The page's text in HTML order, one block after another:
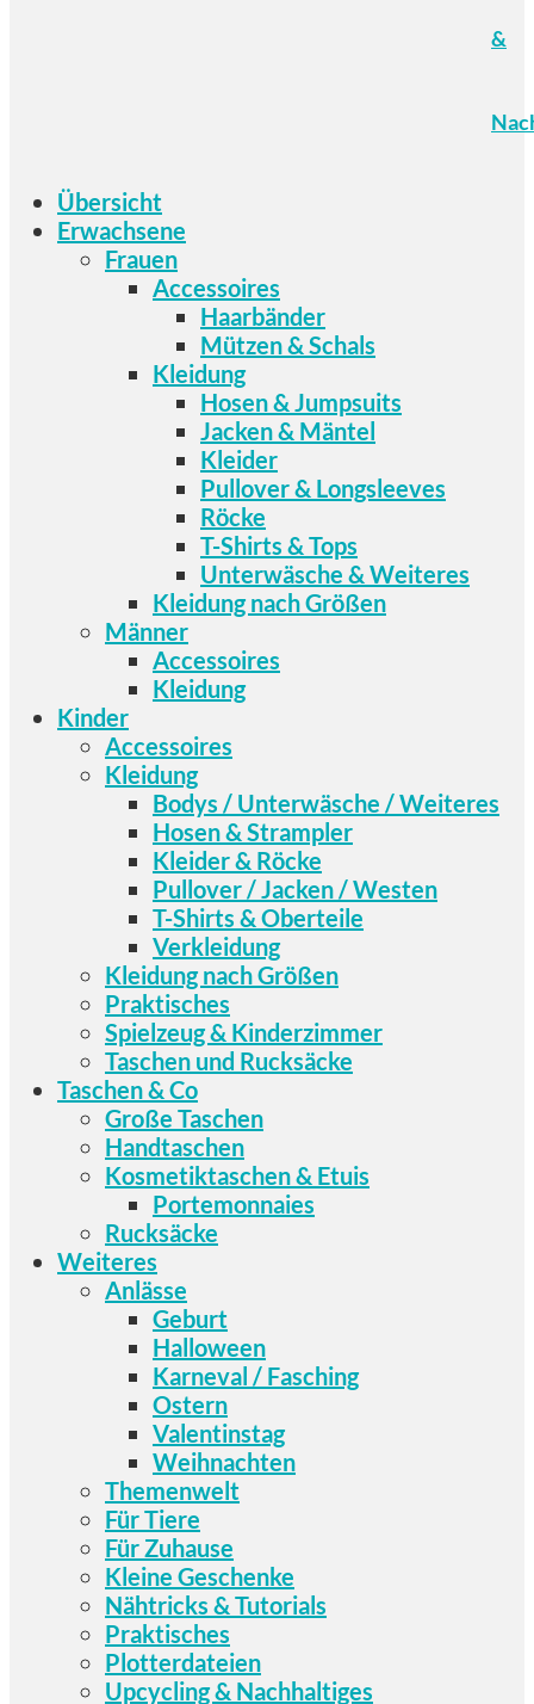
&
Übersicht
Erwachsene
Frauen
Accessoires
Haarbänder
Mützen & Schals
Kleidung
Hosen & Jumpsuits
Jacken & Mäntel
Kleider
Pullover & Longsleeves
Röcke
T-Shirts & Tops
Unterwäsche & Weiteres
Kleidung nach Größen
Männer
Accessoires
Kleidung
Kinder
Accessoires
Kleidung
Bodys / Unterwäsche / Weiteres
Hosen & Strampler
Kleider & Röcke
Pullover / Jacken / Westen
T-Shirts & Oberteile
Verkleidung
Kleidung nach Größen
Praktisches
Spielzeug & Kinderzimmer
Taschen und Rucksäcke
Taschen & Co
Große Taschen
Handtaschen
Kosmetiktaschen & Etuis
Portemonnaies
Rucksäcke
Weiteres
Anlässe
Geburt
Halloween
Karneval / Fasching
Ostern
Valentinstag
Weihnachten
Themenwelt
Für Tiere
Für Zuhause
Kleine Geschenke
Nähtricks & Tutorials
Praktisches
Plotterdateien
Upcycling & Nachhaltiges